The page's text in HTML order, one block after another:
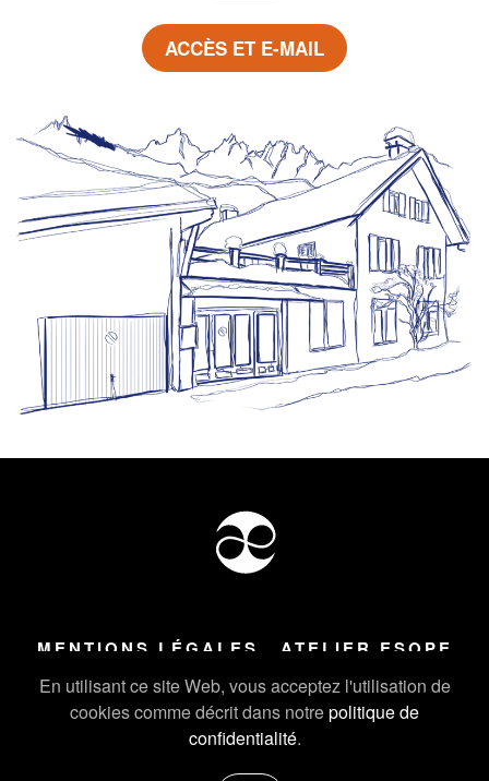
En utilisant ce site Web, vous acceptez l'utilisation de
cookies comme décrit dans notrepolitique de
confidentialité.
ACCÈS ET E-MAIL
MENTIONS LÉGALES ATELIER ESOPE